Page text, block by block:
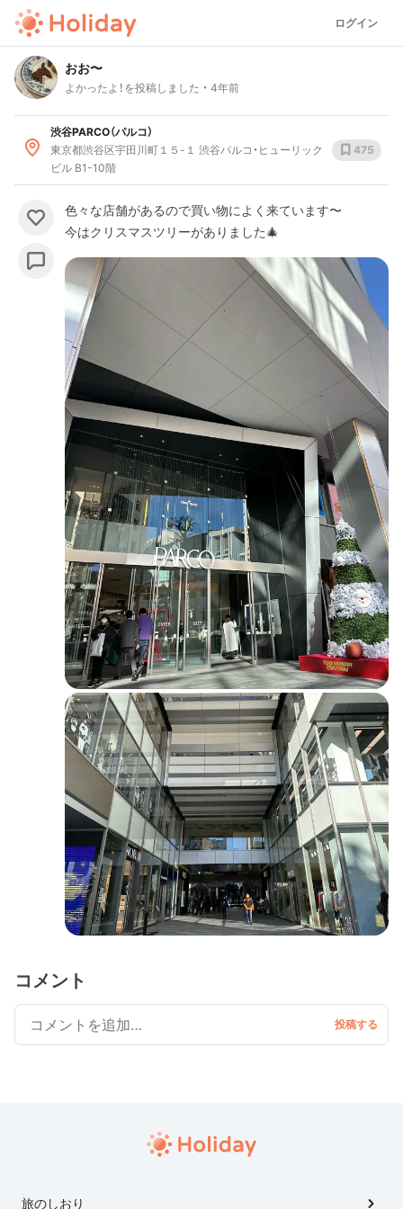
ログイン
おお〜
よかったよ！を投稿しました 4年前
渋谷PARCO（パルコ）
東京都渋谷区宇田川町１５-１ 渋谷パルコ・ヒューリック
ビル B1-10階
475
色々な店舗があるので買い物によく来ています〜
今はクリスマスツリーがありました🎄
コメント
旅のしおり